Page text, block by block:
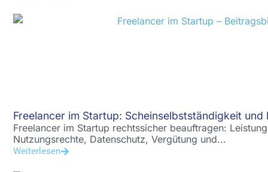
Freelancer im Startup: Scheinselbstständigkeit und
Freelancer im Startup rechtssicher beauftragen:
Nutzungsrechte, Datenschutz, Vergütung und...
Weiterlesen